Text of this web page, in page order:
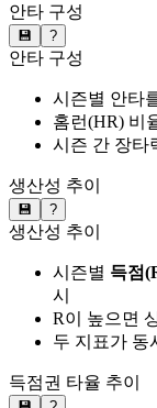
안타 구성
💾 ?
안타 구성
시즌별 안타
홈런(HR) 비
시즌 간 장타
생산성 추이
💾 ?
생산성 추이
시즌별 득점
시
R이 높으면
두 지표가 동
득점권 타율 추이